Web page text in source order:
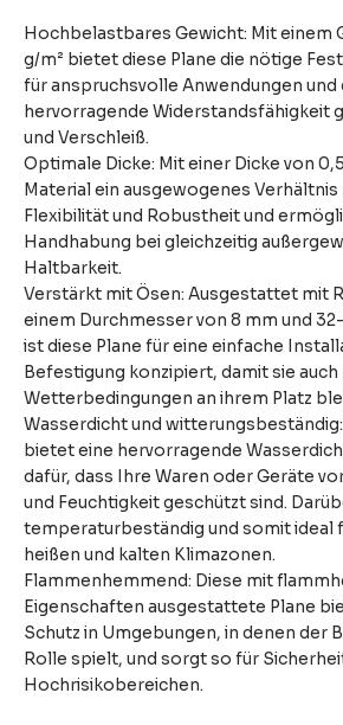
Hochbelastbares Gewicht: Mit einem
g/m² bietet diese Plane die nötige
für anspruchsvolle Anwendungen
hervorragende Widerstandsfähigkeit
und Verschleiß.
Optimale Dicke: Mit einer Dicke von
Material ein ausgewogenes Verhältnis
Flexibilität und Robustheit und
Handhabung bei gleichzeitig
Haltbarkeit.
Verstärkt mit Ösen: Ausgestattet mit
einem Durchmesser von 8 mm und
ist diese Plane für eine einfache
Befestigung konzipiert, damit sie
Wetterbedingungen an ihrem Platz
Wasserdicht und
bietet eine hervorragende
dafür, dass Ihre Waren oder Geräte
und Feuchtigkeit geschützt sind.
temperaturbeständig und somit ideal
heißen und kalten Klimazonen.
Flammenhemmend: Diese mit
Eigenschaften ausgestattete Plane
Schutz in Umgebungen, in denen der
Rolle spielt, und sorgt so für
Hochrisikobereichen.